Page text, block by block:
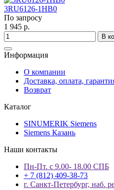
3RU6126-1HB0
По запросу
1 945 р.
В
Информация
О компании
Доставка, оплата,
Возврат
Каталог
SINUMERIK Siemens
Siemens Казань
Наши контакты
Пн-Пт. с 9.00- 18.00 СПБ
+ 7 (812) 409-38-73
г. Санкт-Петербург, наб.